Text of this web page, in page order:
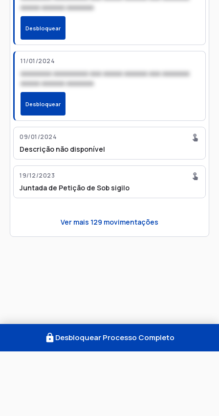
xxxxx xxxxxx xxxxxxx
Desbloquear
11/01/2024
xxxxxxxx xxxxxxxxx xxx xxxxx xxxxxx xxx xxxxxxx
xxxxx xxxxxx xxxxxxx
Desbloquear
09/01/2024
Descrição não disponível
19/12/2023
Juntada de Petição de Sob sigilo
Ver mais 129 movimentações
Desbloquear Processo Completo